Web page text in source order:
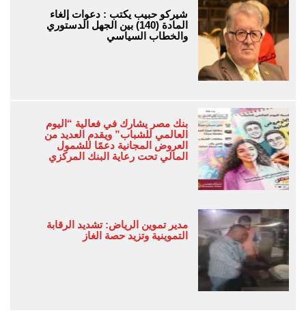
شيركو حبيب يكتب : دعوات إلغاء
المادة (140) بين الجهل الدستوري
والخطاب السياسي
بنك مصر يشارك في فعالية “اليوم
العالمي للشباب” ويقدم العديد من
العروض المجانية دعمًا للشمول
المالي تحت رعاية البنك المركزي
مدير تموين الرياض: تشديد الرقابة
التموينية وتزيد حصة الغاز